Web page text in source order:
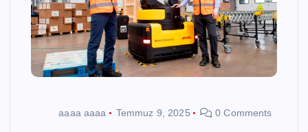
aaaa aaaa Temmuz 9, 2025 0 Comments